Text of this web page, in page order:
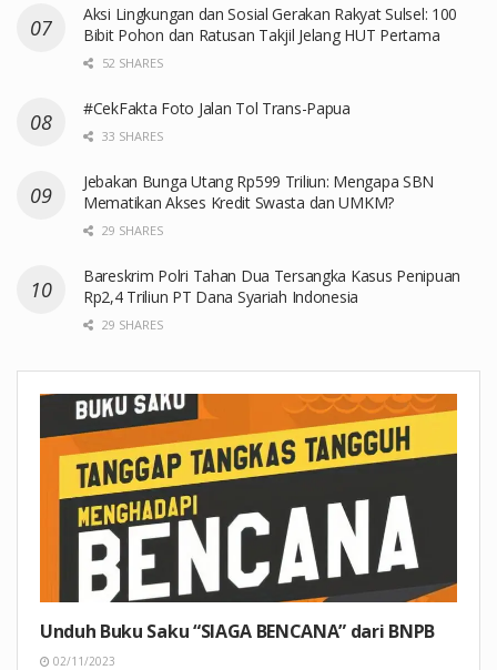
Aksi Lingkungan dan Sosial Gerakan Rakyat Sulsel: 100
Bibit Pohon dan Ratusan Takjil Jelang HUT Pertama
52 SHARES
#CekFakta Foto Jalan Tol Trans-Papua
33 SHARES
Jebakan Bunga Utang Rp599 Triliun: Mengapa SBN
Mematikan Akses Kredit Swasta dan UMKM?
29 SHARES
Bareskrim Polri Tahan Dua Tersangka Kasus Penipuan
Rp2,4 Triliun PT Dana Syariah Indonesia
29 SHARES
Unduh Buku Saku “SIAGA BENCANA” dari BNPB
02/11/2023